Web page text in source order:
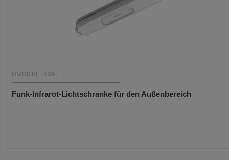
DMDR BL TYXAL+
Funk-Infrarot-Lichtschranke für den Außenbereich